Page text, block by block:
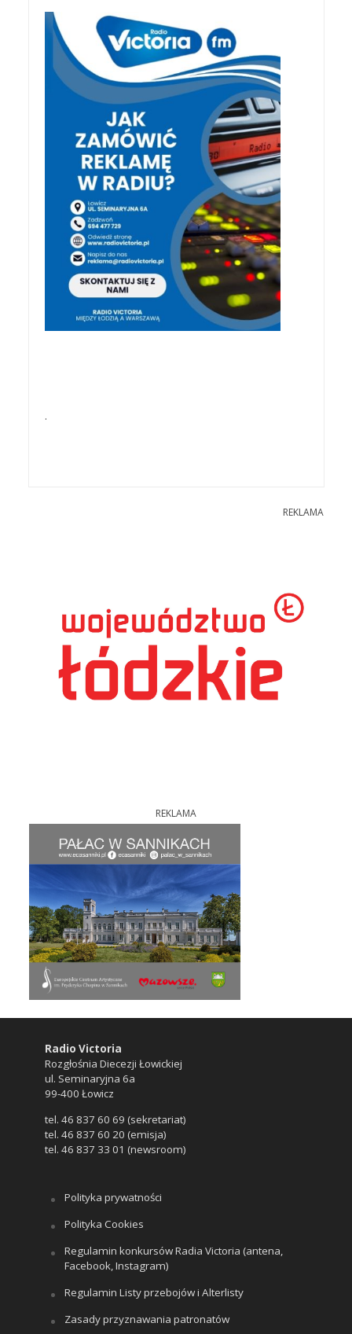
.
REKLAMA
REKLAMA
Radio Victoria
Rozgłośnia Diecezji Łowickiej
ul. Seminaryjna 6a
99-400 Łowicz
tel. 46 837 60 69 (sekretariat)
tel. 46 837 60 20 (emisja)
tel. 46 837 33 01 (newsroom)
Polityka prywatności
Polityka Cookies
Regulamin konkursów Radia Victoria (antena,
Facebook, Instagram)
Regulamin Listy przebojów i Alterlisty
Zasady przyznawania patronatów